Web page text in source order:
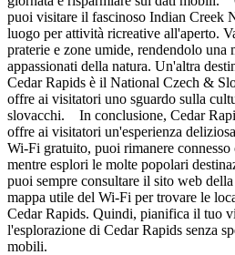
puoi visitare il fascinoso Indian Creek
luogo per attività ricreative all'aperto.
praterie e zone umide, rendendolo una
appassionati della natura. Un'altra
Cedar Rapids è il National Czech &
offre ai visitatori uno sguardo sulla
slovacchi. In conclusione, Cedar
offre ai visitatori un'esperienza
Wi-Fi gratuito, puoi rimanere
mentre esplori le molte popolari
puoi sempre consultare il sito web
mappa utile del Wi-Fi per trovare le
Cedar Rapids. Quindi, pianifica il tuo
l'esplorazione di Cedar Rapids senza
mobili.